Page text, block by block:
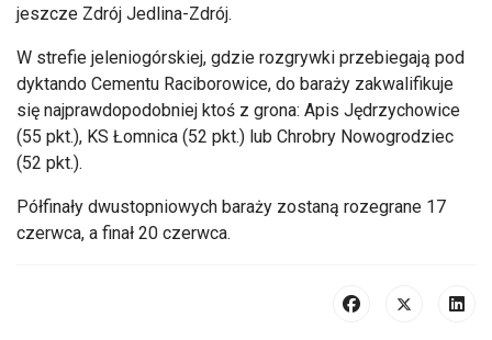
jeszcze Zdrój Jedlina-Zdrój.
W strefie jeleniogórskiej, gdzie rozgrywki przebiegają pod
dyktando Cementu Raciborowice, do baraży zakwalifikuje
się najprawdopodobniej ktoś z grona: Apis Jędrzychowice
(55 pkt.), KS Łomnica (52 pkt.) lub Chrobry Nowogrodziec
(52 pkt.).
Półfinały dwustopniowych baraży zostaną rozegrane 17
czerwca, a finał 20 czerwca.